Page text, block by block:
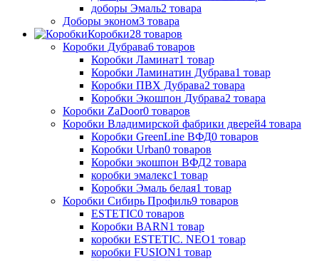
доборы Эмаль2 товара
Доборы эконом3 товара
Коробки28 товаров
Коробки Дубрава6 товаров
Коробки Ламинат1 товар
Коробки Ламинатин Дубрава1 товар
Коробки ПВХ Дубрава2 товара
Коробки Экошпон Дубрава2 товара
Коробки ZaDoor0 товаров
Коробки Владимирской фабрики дверей4 товара
Коробки GreenLine ВФД0 товаров
Коробки Urban0 товаров
Коробки экошпон ВФД2 товара
коробки эмалекс1 товар
Коробки Эмаль белая1 товар
Коробки Сибирь Профиль9 товаров
ESTETIC0 товаров
Коробки BARN1 товар
коробки ESTETIC. NEO1 товар
коробки FUSION1 товар